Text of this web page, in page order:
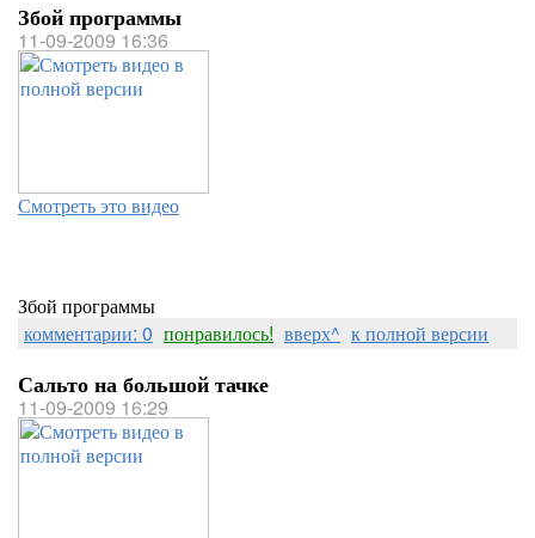
Збой программы
11-09-2009 16:36
Смотреть это видео
Збой программы
комментарии: 0 понравилось! вверх^ к полной версии
Сальто на большой тачке
11-09-2009 16:29